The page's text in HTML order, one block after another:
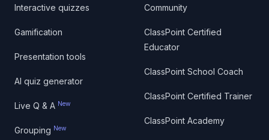
Interactive quizzes
Gamification
Presentation tools
AI quiz generator
Live Q & A New
Grouping New
Community
ClassPoint Certified
Educator
ClassPoint School Coach
ClassPoint Certified Trainer
ClassPoint Academy